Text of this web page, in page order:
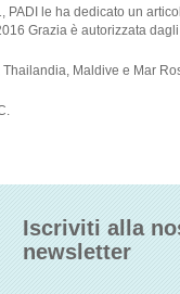
PADI le ha dedicato un
Grazia è autorizzata
Maldive e Mar
Iscriviti alla
newsletter